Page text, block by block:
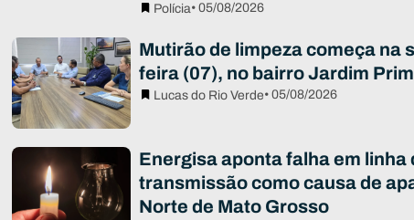
Polícia• 05/08/2026
Mutirão de limpeza começa na
feira (07), no bairro Jardim
Lucas do Rio Verde• 05/08/2026
Energisa aponta falha em linha
transmissão como causa de
Norte de Mato Grosso